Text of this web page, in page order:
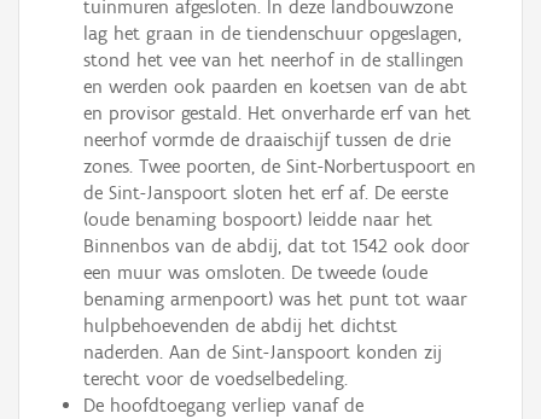
tuinmuren afgesloten. In deze landbouwzone
lag het graan in de tiendenschuur opgeslagen,
stond het vee van het neerhof in de stallingen
en werden ook paarden en koetsen van de abt
en provisor gestald. Het onverharde erf van het
neerhof vormde de draaischijf tussen de drie
zones. Twee poorten, de Sint-Norbertuspoort en
de Sint-Janspoort sloten het erf af. De eerste
(oude benaming bospoort) leidde naar het
Binnenbos van de abdij, dat tot 1542 ook door
een muur was omsloten. De tweede (oude
benaming armenpoort) was het punt tot waar
hulpbehoevenden de abdij het dichtst
naderden. Aan de Sint-Janspoort konden zij
terecht voor de voedselbedeling.
De hoofdtoegang verliep vanaf de